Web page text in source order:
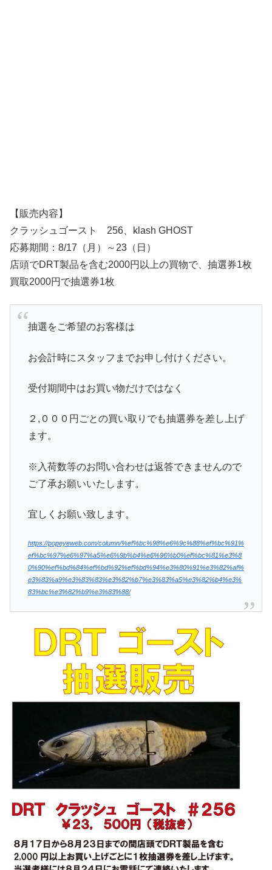
【販売内容】
クラッシュゴースト 256、klash GHOST
応募期間：8/17（月）～23（日）
店頭でDRT製品を含む2000円以上の買物で、抽選券1枚
買取2000円で抽選券1枚
抽選をご希望のお客様は
お会計時にスタッフまでお申し付けください。
受付期間中はお買い物だけではなく
２,０００円ごとの買い取りでも抽選券を差し上げ
ます。
※入荷数等のお問い合わせは返答できませんので
ご了承お願いいたします。
宜しくお願い致します。
https://popeyeweb.com/column/%ef%bc%98%e6%9c%88%ef%bc%91%
ef%bc%97%e6%97%a5%e6%9b%b4%e6%96%b0%ef%bc%81%e3%8
0%90%ef%bd%84%ef%bd%92%ef%bd%94%e3%80%91%e3%82%af%
e3%83%a9%e3%83%83%e3%82%b7%e3%83%a5%e3%82%b4%e3%
83%bc%e3%82%b9%e3%83%88/